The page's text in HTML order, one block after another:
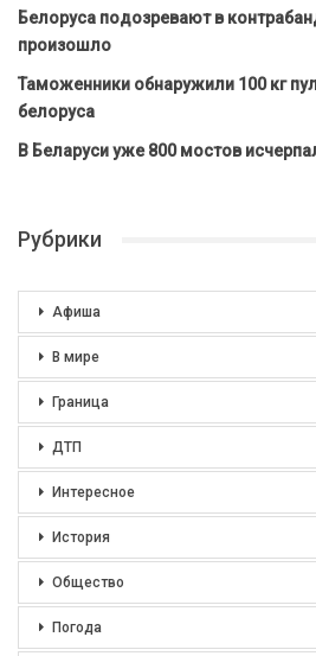
Белоруса подозревают в
произошло
Таможенники обнаружили 100 кг
белоруса
В Беларуси уже 800 мостов
Рубрики
Афиша
В мире
Граница
ДТП
Интересное
История
Общество
Погода